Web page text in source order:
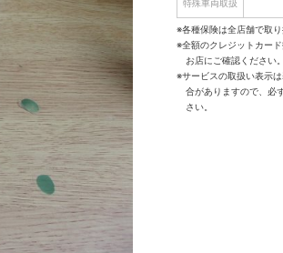
特殊車両取扱
※各種保険は全店舗で取り
※全額のクレジットカー
お店にご確認ください。
※サービスの取扱い表示
合がありますので、必
さい。